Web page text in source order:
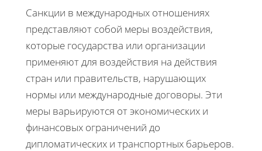
Санкции в международных отношениях
представляют собой меры воздействия,
которые государства или организации
применяют для воздействия на действия
стран или правительств, нарушающих
нормы или международные договоры. Эти
меры варьируются от экономических и
финансовых ограничений до
дипломатических и транспортных барьеров.